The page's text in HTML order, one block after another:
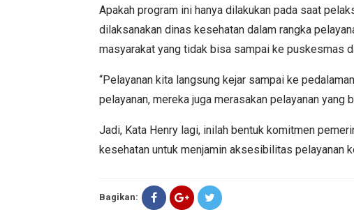
Apakah program ini hanya dilakukan pada saat
dilaksanakan dinas kesehatan dalam rangka
masyarakat yang tidak bisa sampai ke puskesmas
“Pelayanan kita langsung kejar sampai ke
pelayanan, mereka juga merasakan pelayanan yang
Jadi, Kata Henry lagi, inilah bentuk komitmen
kesehatan untuk menjamin aksesibilitas pelayanan
Bagikan: